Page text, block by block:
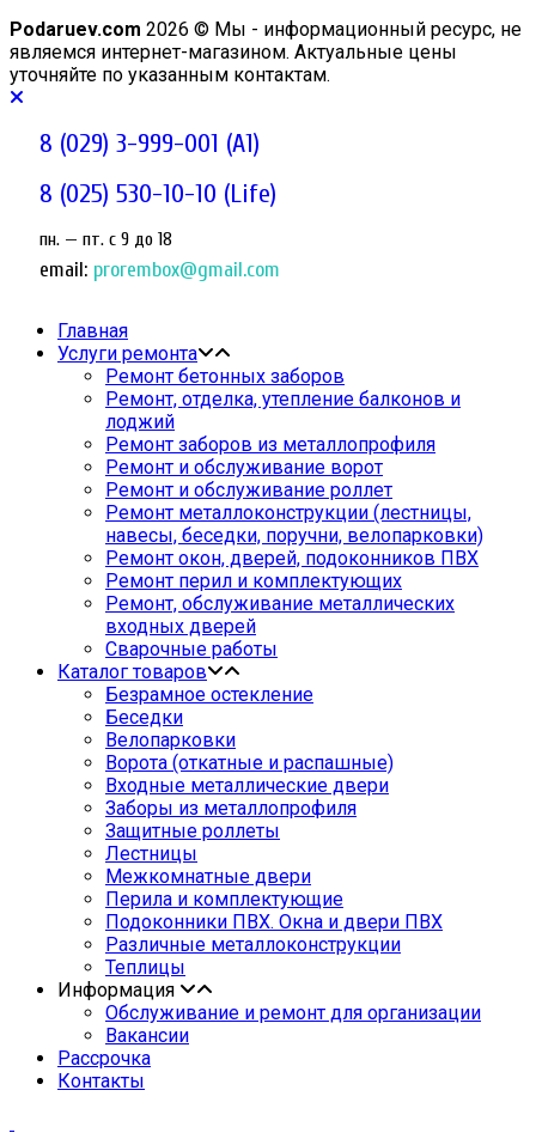
Podaruev.com 2026 © Мы - информационный ресурс, не
являемся интернет-магазином. Актуальные цены
уточняйте по указанным контактам.
8 (029) 3-999-001 (A1)
8 (025) 530-10-10 (Life)
пн. — пт. c 9 до 18
email: prorembox@gmail.com
Главная
Услуги ремонта
Ремонт бетонных заборов
Ремонт, отделка, утепление балконов и
лоджий
Ремонт заборов из металлопрофиля
Ремонт и обслуживание ворот
Ремонт и обслуживание роллет
Ремонт металлоконструкции (лестницы,
навесы, беседки, поручни, велопарковки)
Ремонт окон, дверей, подоконников ПВХ
Ремонт перил и комплектующих
Ремонт, обслуживание металлических
входных дверей
Сварочные работы
Каталог товаров
Безрамное остекление
Беседки
Велопарковки
Ворота (откатные и распашные)
Входные металлические двери
Заборы из металлопрофиля
Защитные роллеты
Лестницы
Межкомнатные двери
Перила и комплектующие
Подоконники ПВХ. Окна и двери ПВХ
Различные металлоконструкции
Теплицы
Информация
Обслуживание и ремонт для организации
Вакансии
Рассрочка
Контакты